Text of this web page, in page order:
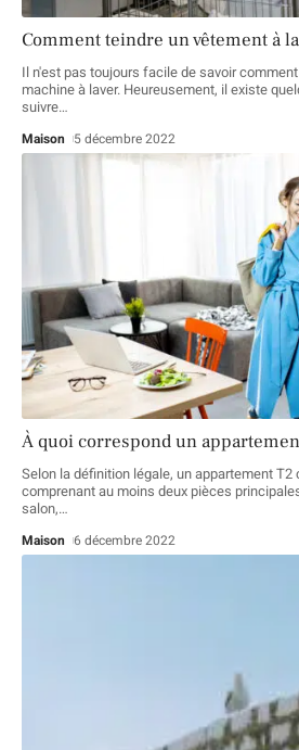
Comment teindre un vêtement à
Il n'est pas toujours facile de savoir
machine à laver. Heureusement, il existe
suivre…
Maison 5 décembre 2022
À quoi correspond un
Selon la définition légale, un appartement
comprenant au moins deux pièces
salon,…
Maison 6 décembre 2022